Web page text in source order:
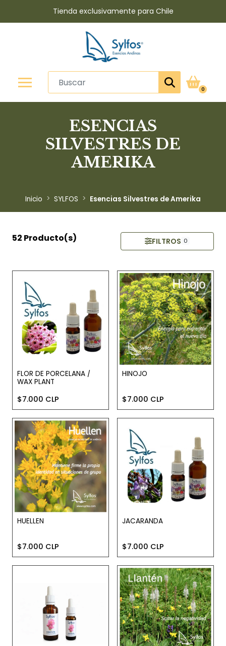
Tienda exclusivamente para Chile
0
ESENCIAS
SILVESTRES DE
AMERIKA
Inicio SYLFOS Esencias Silvestres de Amerika
52 Producto(s) FILTROS 0
FLOR DE PORCELANA /
WAX PLANT
$7.000 CLP
HINOJO
$7.000 CLP
HUELLEN
$7.000 CLP
JACARANDA
$7.000 CLP